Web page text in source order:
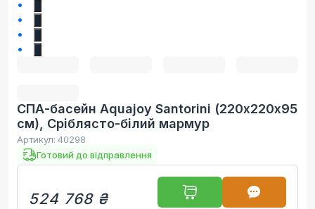
СПА-басейн Aquajoy Santorini (220х220х95
см), Сріблясто-білий мармур
Артикул: 40298
Готовий до відправлення
524 768 ₴